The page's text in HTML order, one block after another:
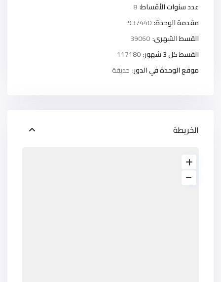
عدد سنوات الأقساط:8
مقدمة الوحدة:937440
القسط الشهرى:39060
القسط كل 3 شهور:
117180
موقع الوحدة في الدور: حديقة
الخريطة